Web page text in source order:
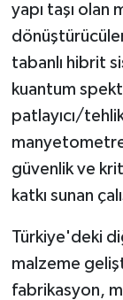
yapı taşı
tabanlı hibrit
kuantum
patlayıcı/
güvenlik ve
katkı sunan
Türkiye'deki
malzeme
fabrikasyon,